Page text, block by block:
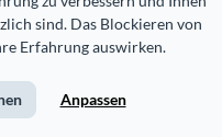
sind. Das Blockieren von
Erfahrung auswirken.
Anpassen
und Training
Gesellschaften